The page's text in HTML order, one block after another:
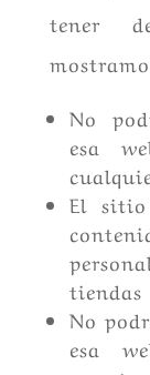
tener
No
esa
El
tiendas
No
esa